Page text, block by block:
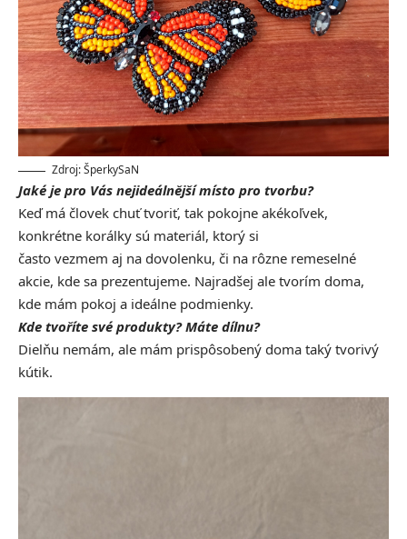
Zdroj: ŠperkySaN
Jaké je pro Vás nejideálnější místo pro tvorbu?
Keď má človek chuť tvoriť, tak pokojne akékoľvek,
konkrétne korálky sú materiál, ktorý si
často vezmem aj na dovolenku, či na rôzne remeselné
akcie, kde sa prezentujeme. Najradšej ale tvorím doma,
kde mám pokoj a ideálne podmienky.
Kde tvoříte své produkty? Máte dílnu?
Dielňu nemám, ale mám prispôsobený doma taký tvorivý
kútik.